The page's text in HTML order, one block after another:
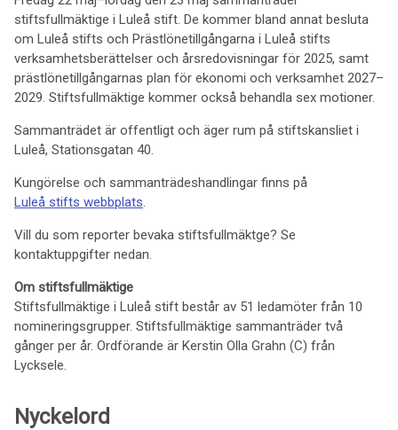
stiftsfullmäktige i Luleå stift. De kommer bland annat besluta
om Luleå stifts och Prästlönetillgångarna i Luleå stifts
verksamhetsberättelser och årsredovisningar för 2025, samt
prästlönetillgångarnas plan för ekonomi och verksamhet 2027–
2029. Stiftsfullmäktige kommer också behandla sex motioner.
Sammanträdet är offentligt och äger rum på stiftskansliet i
Luleå, Stationsgatan 40.
Kungörelse och sammanträdeshandlingar finns på
Luleå stifts webbplats.
Vill du som reporter bevaka stiftsfullmäktge? Se
kontaktuppgifter nedan.
Om stiftsfullmäktige
Stiftsfullmäktige i Luleå stift består av 51 ledamöter från 10
nomineringsgrupper. Stiftsfullmäktige sammanträder två
gånger per år. Ordförande är Kerstin Olla Grahn (C) från
Lycksele.
Nyckelord